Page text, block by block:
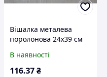
Вішалка металева
поролонова 24x39 см
В наявності
116.37₴